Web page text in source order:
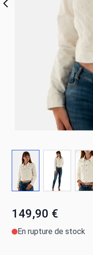
149,90 €
En rupture de stock